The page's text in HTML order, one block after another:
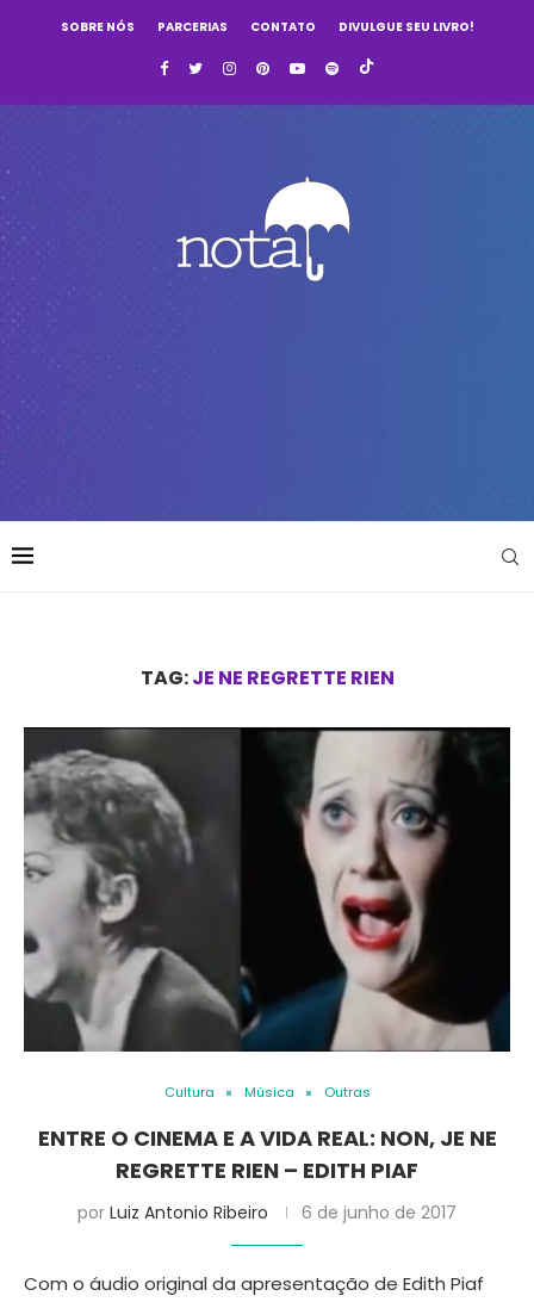
SOBRE NÓS PARCERIAS CONTATO DIVULGUE SEU LIVRO!
TAG:JE NE REGRETTE RIEN
Cultura Música Outras
ENTRE O CINEMA E A VIDA REAL: NON, JE NE
REGRETTE RIEN – EDITH PIAF
por Luiz Antonio Ribeiro 6 de junho de 2017
Com o áudio original da apresentação de Edith Piaf